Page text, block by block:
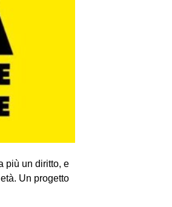
più un diritto, e
Un progetto